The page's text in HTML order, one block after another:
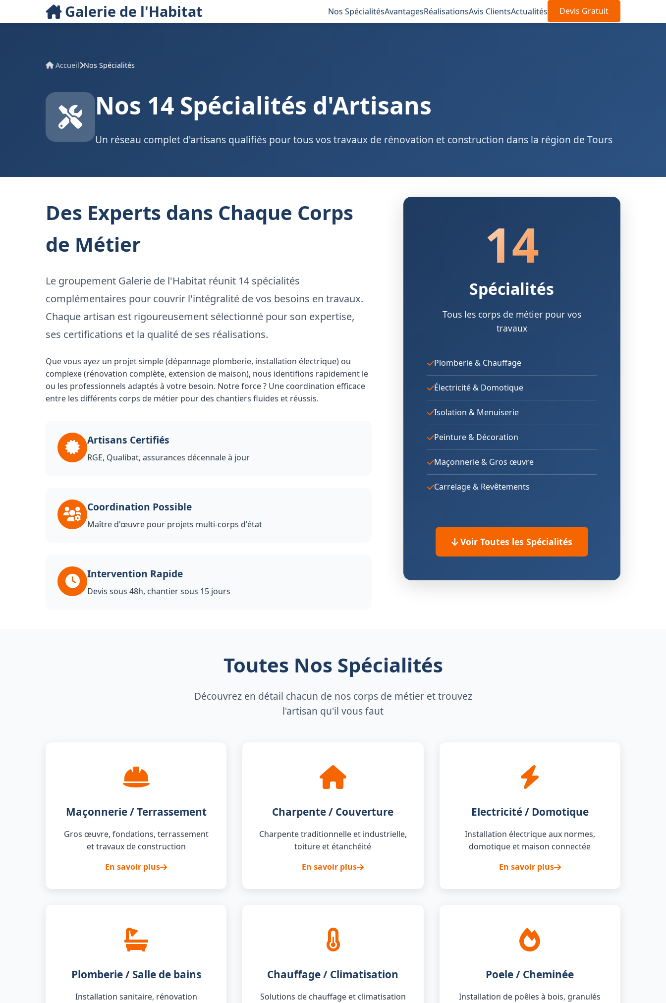
Galerie de l'Habitat Nos SpécialitésAvantagesRéalisationsAvis ClientsActualités Devis Gratuit
Accueil Nos Spécialités
Nos 14 Spécialités d'Artisans
Un réseau complet d'artisans qualifiés pour tous vos travaux de rénovation et construction dans la région de Tours
Des Experts dans Chaque Corps
de Métier
Le groupement Galerie de l'Habitat réunit 14 spécialités
complémentaires pour couvrir l'intégralité de vos besoins en travaux.
Chaque artisan est rigoureusement sélectionné pour son expertise,
ses certifications et la qualité de ses réalisations.
Que vous ayez un projet simple (dépannage plomberie, installation électrique) ou
complexe (rénovation complète, extension de maison), nous identifions rapidement le
ou les professionnels adaptés à votre besoin. Notre force ? Une coordination efficace
entre les différents corps de métier pour des chantiers fluides et réussis.
Artisans Certifiés
RGE, Qualibat, assurances décennale à jour
Coordination Possible
Maître d'œuvre pour projets multi-corps d'état
Intervention Rapide
Devis sous 48h, chantier sous 15 jours
14
Spécialités
Tous les corps de métier pour vos
travaux
Plomberie & Chauffage
Électricité & Domotique
Isolation & Menuiserie
Peinture & Décoration
Maçonnerie & Gros œuvre
Carrelage & Revêtements
Voir Toutes les Spécialités
Toutes Nos Spécialités
Découvrez en détail chacun de nos corps de métier et trouvez
l'artisan qu'il vous faut
Maçonnerie / Terrassement
Gros œuvre, fondations, terrassement
et travaux de construction
En savoir plus
Charpente / Couverture
Charpente traditionnelle et industrielle,
toiture et étanchéité
En savoir plus
Electricité / Domotique
Installation électrique aux normes,
domotique et maison connectée
En savoir plus
Plomberie / Salle de bains
Installation sanitaire, rénovation
Chauffage / Climatisation
Solutions de chauffage et climatisation
Poele / Cheminée
Installation de poêles à bois, granulés